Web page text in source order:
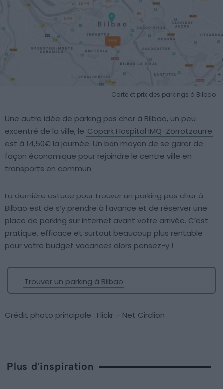
Carte et prix des parkings à Bilbao
Une autre idée de parking pas cher à Bilbao, un peu
excentré de la ville, le Copark Hospital IMQ-Zorrotzaurre
est à 14,50€ la journée. Un bon moyen de se garer de
façon économique pour rejoindre le centre ville en
transports en commun.
La dernière astuce pour trouver un parking pas cher à
Bilbao est de s’y prendre à l’avance et de réserver une
place de parking sur internet avant votre arrivée. C’est
pratique, efficace et surtout beaucoup plus rentable
pour votre budget vacances alors pensez-y !
Trouver un parking à Bilbao
Crédit photo principale : Flickr – Net Circlion
Plus d'inspiration